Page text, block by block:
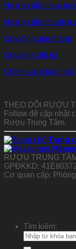
Hướng dẫn mua
Hướng dẫn thanh
Quy định giao hàng
Quy định đổi trả
Chính sách bảo mật
THEO DÕI RƯỢU
Follow để cập nhật
Rượu Trung Tâm.
Trang
RƯỢU TRUNG
GPĐKKD:
Cơ quan cấp:
Tìm kiếm: